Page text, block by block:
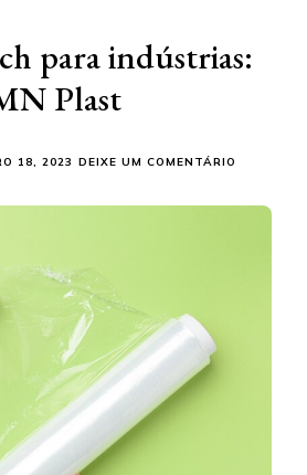
para indústrias:
Plast
18, 2023 DEIXE UM COMENTÁRIO